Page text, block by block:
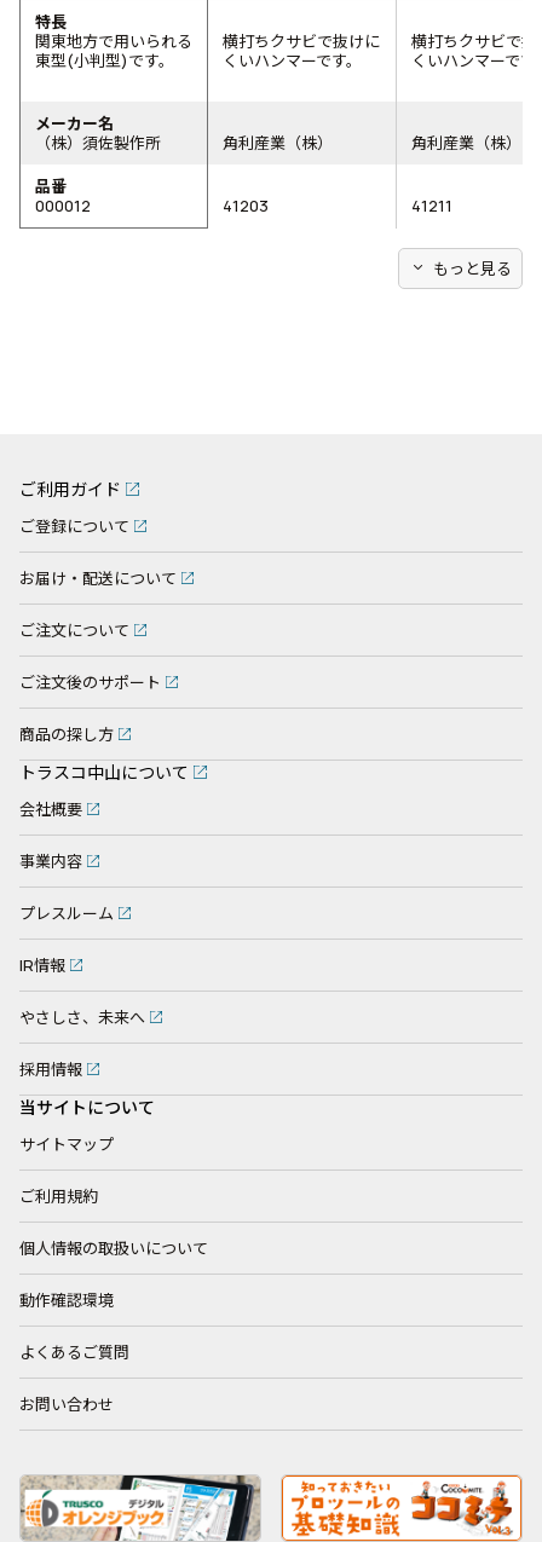
特長
関東地方で用いられる
東型(小判型)です。
横打ちクサビで抜けに
くいハンマーです。
横打ちクサビで抜
くいハンマーです
メーカー名
（株）須佐製作所
角利産業（株）
角利産業（株）
品番
000012
41203 41211
expand_more もっと見る
ご利用ガイド
ご登録について
お届け・配送について
ご注文について
ご注文後のサポート
商品の探し方
トラスコ中山について
会社概要
事業内容
プレスルーム
IR情報
やさしさ、未来へ
採用情報
当サイトについて
サイトマップ
ご利用規約
個人情報の取扱いについて
動作確認環境
よくあるご質問
お問い合わせ